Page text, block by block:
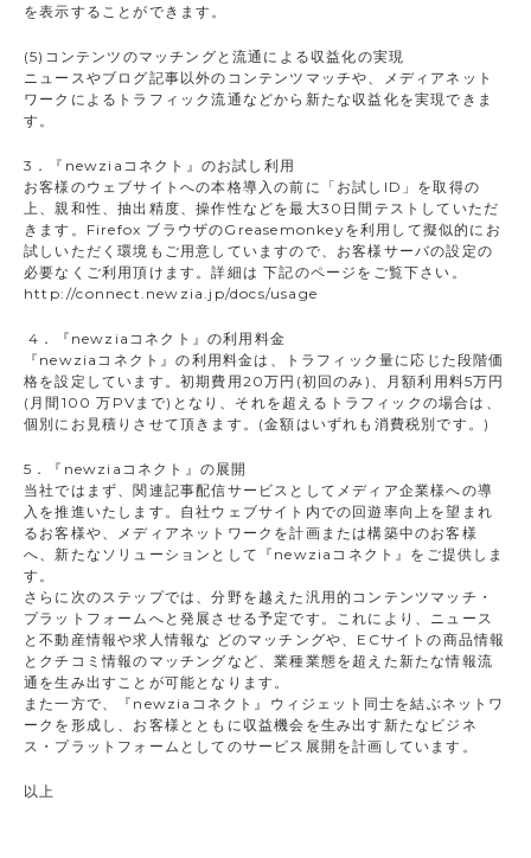
を表示することができます。
(5)コンテンツのマッチングと流通による収益化の実現
ニュースやブログ記事以外のコンテンツマッチや、メディアネット
ワークによるトラフィック流通などから新たな収益化を実現できま
す。
3．『newziaコネクト』のお試し利用
お客様のウェブサイトへの本格導入の前に「お試しID」を取得の
上、親和性、抽出精度、操作性などを最大30日間テストしていただ
きます。Firefox ブラウザのGreasemonkeyを利用して擬似的にお
試しいただく環境もご用意していますので、お客様サーバの設定の
必要なくご利用頂けます。詳細は 下記のページをご覧下さい。
http://connect.newzia.jp/docs/usage
4．『newziaコネクト』の利用料金
『newziaコネクト』の利用料金は、トラフィック量に応じた段階価
格を設定しています。初期費用20万円(初回のみ)、月額利用料5万円
(月間100 万PVまで)となり、それを超えるトラフィックの場合は、
個別にお見積りさせて頂きます。(金額はいずれも消費税別です。)
5．『newziaコネクト』の展開
当社ではまず、関連記事配信サービスとしてメディア企業様への導
入を推進いたします。自社ウェブサイト内での回遊率向上を望まれ
るお客様や、メディアネットワークを計画または構築中のお客様
へ、新たなソリューションとして『newziaコネクト』をご提供しま
す。
さらに次のステップでは、分野を越えた汎用的コンテンツマッチ・
プラットフォームへと発展させる予定です。これにより、ニュース
と不動産情報や求人情報な どのマッチングや、ECサイトの商品情報
とクチコミ情報のマッチングなど、業種業態を超えた新たな情報流
通を生み出すことが可能となります。
また一方で、『newziaコネクト』ウィジェット同士を結ぶネットワ
ークを形成し、お客様とともに収益機会を生み出す新たなビジネ
ス・プラットフォームとしてのサービス展開を計画しています。
以上